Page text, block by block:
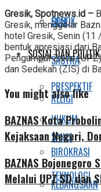
SOSOK
SOSIAL DAN POLITIK
PRESPEKTIF
HUKUM
BIROKRASI
KEBANGSAAN
FILM
SASTRA
RELIGI
SAINS
TEKNOLOGI
Share
Gresik, Spotnews.id –
Gresik, menggelar
hotel Gresik, Senin (11
bentuk apresiasi dari
Pengumpul Zakat
dan Sedekah (ZIS) di
You might also like
BAZNAS Kota
Kejaksaan Negeri,
BAZNAS Bojonegoro
Melalui UPZ SD dan